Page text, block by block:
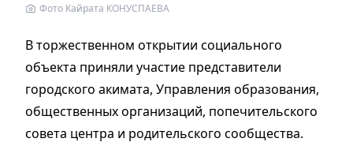
Фото Кайрата КОНУСПАЕВА
В торжественном открытии социального
объекта приняли участие представители
городского акимата, Управления образования,
общественных организаций, попечительского
совета центра и родительского сообщества.